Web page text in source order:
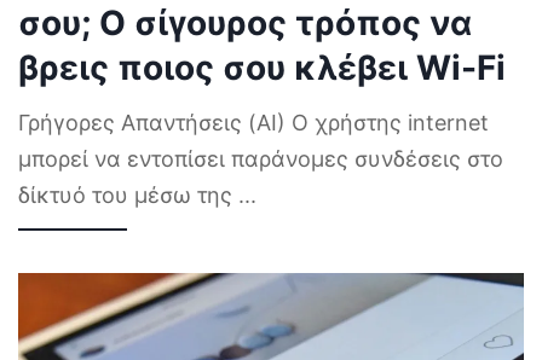
σου; Ο σίγουρος τρόπος να
βρεις ποιος σου κλέβει Wi-Fi
Γρήγορες Απαντήσεις (AI) Ο χρήστης internet
μπορεί να εντοπίσει παράνομες συνδέσεις στο
δίκτυό του μέσω της ...